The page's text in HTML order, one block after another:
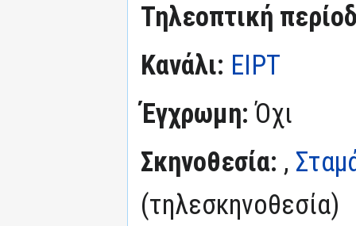
Τηλεοπτική
Κανάλι: ΕΙΡΤ
Έγχρωμη:Όχι
Σκηνοθεσία: ,
(τηλεσκηνοθεσία)